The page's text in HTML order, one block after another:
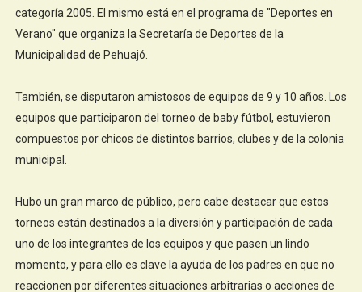
categoría 2005. El mismo está en el programa de "Deportes en
Verano" que organiza la Secretaría de Deportes de la
Municipalidad de Pehuajó.
También, se disputaron amistosos de equipos de 9 y 10 años. Los
equipos que participaron del torneo de baby fútbol, estuvieron
compuestos por chicos de distintos barrios, clubes y de la colonia
municipal.
Hubo un gran marco de público, pero cabe destacar que estos
torneos están destinados a la diversión y participación de cada
uno de los integrantes de los equipos y que pasen un lindo
momento, y para ello es clave la ayuda de los padres en que no
reaccionen por diferentes situaciones arbitrarias o acciones de